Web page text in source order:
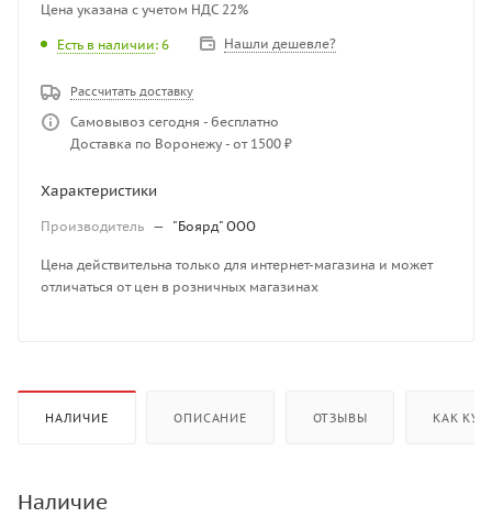
Цена указана с учетом НДС 22%
Есть в наличии: 6 Нашли дешевле?
Рассчитать доставку
Самовывоз сегодня - бесплатно
Доставка по Воронежу - от 1500 ₽
Характеристики
Производитель — "Боярд" ООО
Цена действительна только для интернет-магазина и может
отличаться от цен в розничных магазинах
НАЛИЧИЕ ОПИСАНИЕ ОТЗЫВЫ КАК
Наличие